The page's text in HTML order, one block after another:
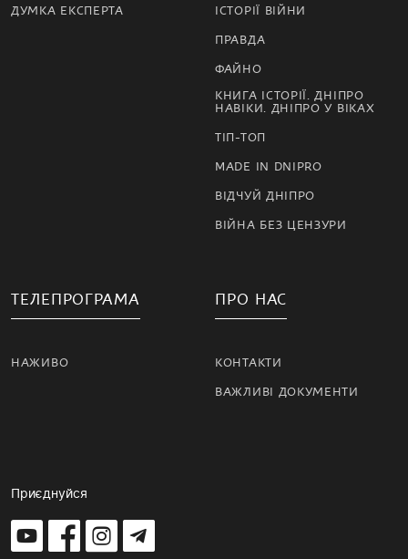
ДУМКА ЕКСПЕРТА ІСТОРІЇ ВІЙНИ
ПРАВДА
ФАЙНО
КНИГА ІСТОРІЇ. ДНІПРО
НАВІКИ. ДНІПРО У ВІКАХ
ТІП-ТОП
MADE IN DNIPRO
ВІДЧУЙ ДНІПРО
ВІЙНА БЕЗ ЦЕНЗУРИ
ТЕЛЕПРОГРАМА
НАЖИВО
ПРО НАС
КОНТАКТИ
ВАЖЛИВІ ДОКУМЕНТИ
Приєднуйся